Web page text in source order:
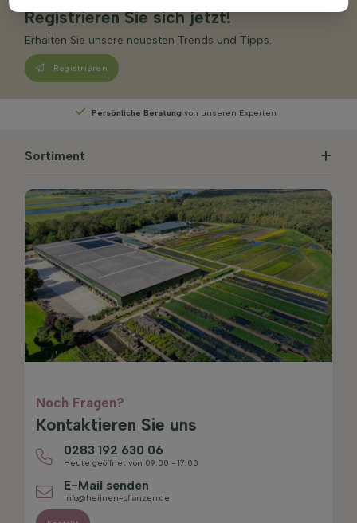
Registrieren Sie sich jetzt!
Erhalten Sie unsere neuesten Trends und Tipps.
Registrieren
Persönliche Beratung von unseren Experten
Sortiment
Noch Fragen?
Kontaktieren Sie uns
0283 192 630 06
Heute geöffnet von 09:00 - 17:00
E-Mail senden
info@heijnen-pflanzen.de